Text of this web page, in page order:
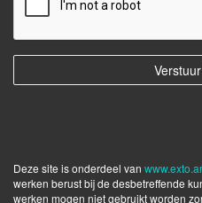
Deze site is onderdeel van
werken berust bij de desbetreffende
werken mogen niet gebruikt worden